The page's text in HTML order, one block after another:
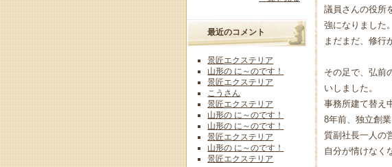
議員さんの役所
強になりました。
まだまだ、修行
その足で、弘前
いしました。
事務所建て替え
8年前、独立創
質副社長一人の
自分が情けなく
最近のコメント
景匠エクステリア
山形の に～のです！
景匠エクステリア
こうさん
景匠エクステリア
山形の に～のです！
山形の に～のです！
景匠エクステリア
山形の に～のです！
景匠エクステリア